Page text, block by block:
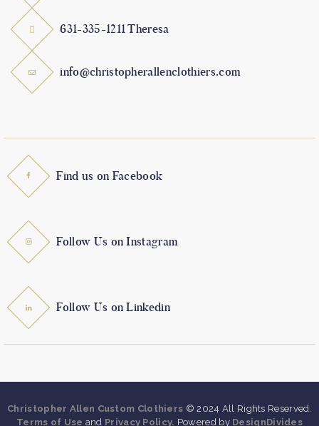
631-335-1211 Theresa
info@christopherallenclothiers.com
Find us on Facebook
Follow Us on Instagram
Follow Us on Linkedin
Christopher Allen Custom Clothiers © 2024 All Rights Reserved.
Terms of Use and Privacy Policy. Powered by DesignDivides